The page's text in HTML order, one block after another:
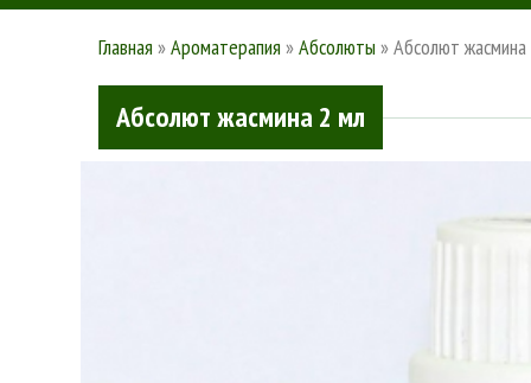
Главная »Ароматерапия »Абсолюты »Абсолют
Абсолют жасмина 2 мл